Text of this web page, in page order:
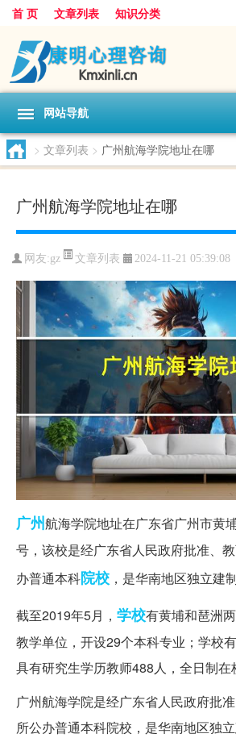
首 页 文章列表 知识分类
网站导航
> 文章列表 > 广州航海学院地址在哪
广州航海学院地址在哪
网友:gz 文章列表 2024-11-21 05:39:08
广州航海学院地址在广东省广州市黄
号，该校是经广东省人民政府批准、
办普通本科院校 ，是华南地区独立建
截至2019年5月， 学校有黄埔和琶洲
教学单位，开设29个本科专业；学校
具有研究生学历教师488人，全日制在
广州航海学院是经广东省人民政府批
所公办普通本科院校，是华南地区独